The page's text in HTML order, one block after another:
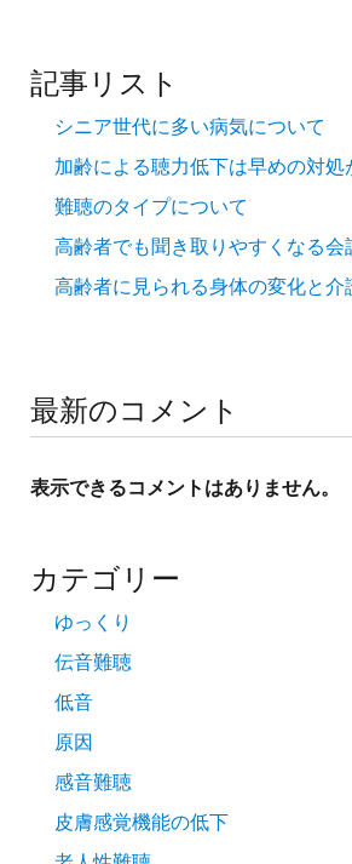
記事リスト
シニア世代に多い病気について
加齢による聴力低下は早めの対処
難聴のタイプについて
高齢者でも聞き取りやすくなる会
高齢者に見られる身体の変化と介
最新のコメント
表示できるコメントはありません。
カテゴリー
ゆっくり
伝音難聴
低音
原因
感音難聴
皮膚感覚機能の低下